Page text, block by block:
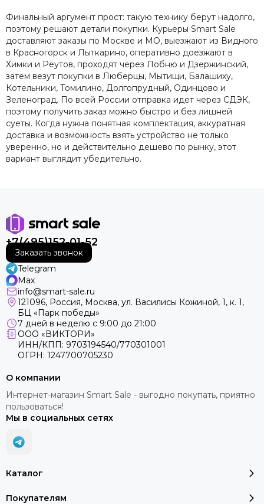
Финальный аргумент прост: такую технику берут надолго,
поэтому решают детали покупки. Курьеры Smart Sale
доставляют заказы по Москве и МО, выезжают из Видного
в Красногорск и Лыткарино, оперативно доезжают в
Химки и Реутов, проходят через Лобню и Дзержинский,
затем везут покупки в Люберцы, Мытищи, Балашиху,
Котельники, Томилино, Долгопрудный, Одинцово и
Зеленоград. По всей России отправка идет через СДЭК,
поэтому получить заказ можно быстро и без лишней
суеты. Когда нужна понятная комплектация, аккуратная
доставка и возможность взять устройство не только
уверенно, но и действительно дешево по рынку, этот
вариант выглядит убедительно.
+7(495)152-01-52
Заказать звонок
Telegram
Max
info@smart-sale.ru
121096, Россия, Москва, ул. Василисы Кожиной, 1, к. 1,
БЦ «Парк победы»
7 дней в неделю с 9:00 до 21:00
ООО «ВИКТОРИ»
ИНН/КПП: 9703194540/770301001
ОГРН: 1247700705230
Каталог
Покупателям
О компании
Интернет-магазин Smart Sale - выгодно покупать, приятно
пользоваться!
Мы в социальных сетях